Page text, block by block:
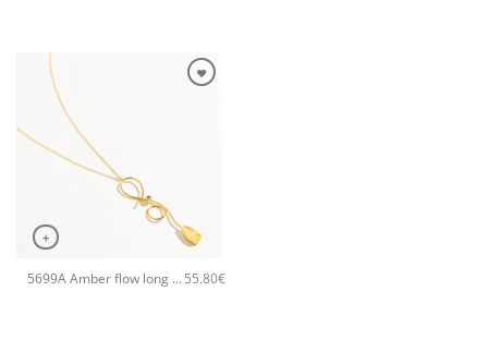
+
5699A Amber flow long pendant χειροποίητο κολιέ Catherine bijoux Κίτρινο55.80€